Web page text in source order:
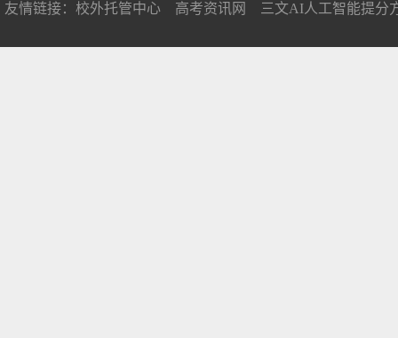
友情链接： 校外托管中心 高考资讯网 三文AI人工智能提分